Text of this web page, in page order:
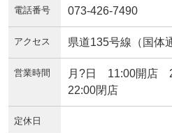
電話番号 073-426-7490
アクセス 県道135号線（国体
営業時間
月?日 11:00開店
22:00閉店
定休日